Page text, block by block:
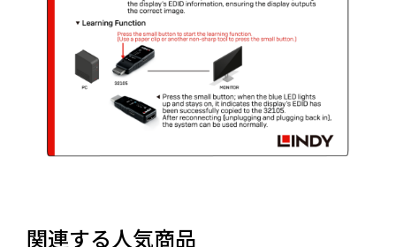
関連する人気商品